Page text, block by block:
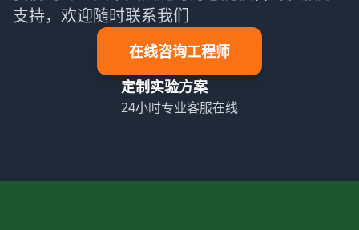
支持，欢迎随时联系我们
在线咨询工程师
定制实验方案
24小时专业客服在线